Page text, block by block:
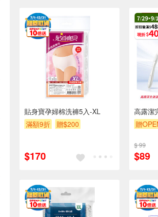
貼身寶孕婦棉洗褲5入-XL
滿額9折
贈$200
$170
高露潔
贈
贈$200
$ 99
$89